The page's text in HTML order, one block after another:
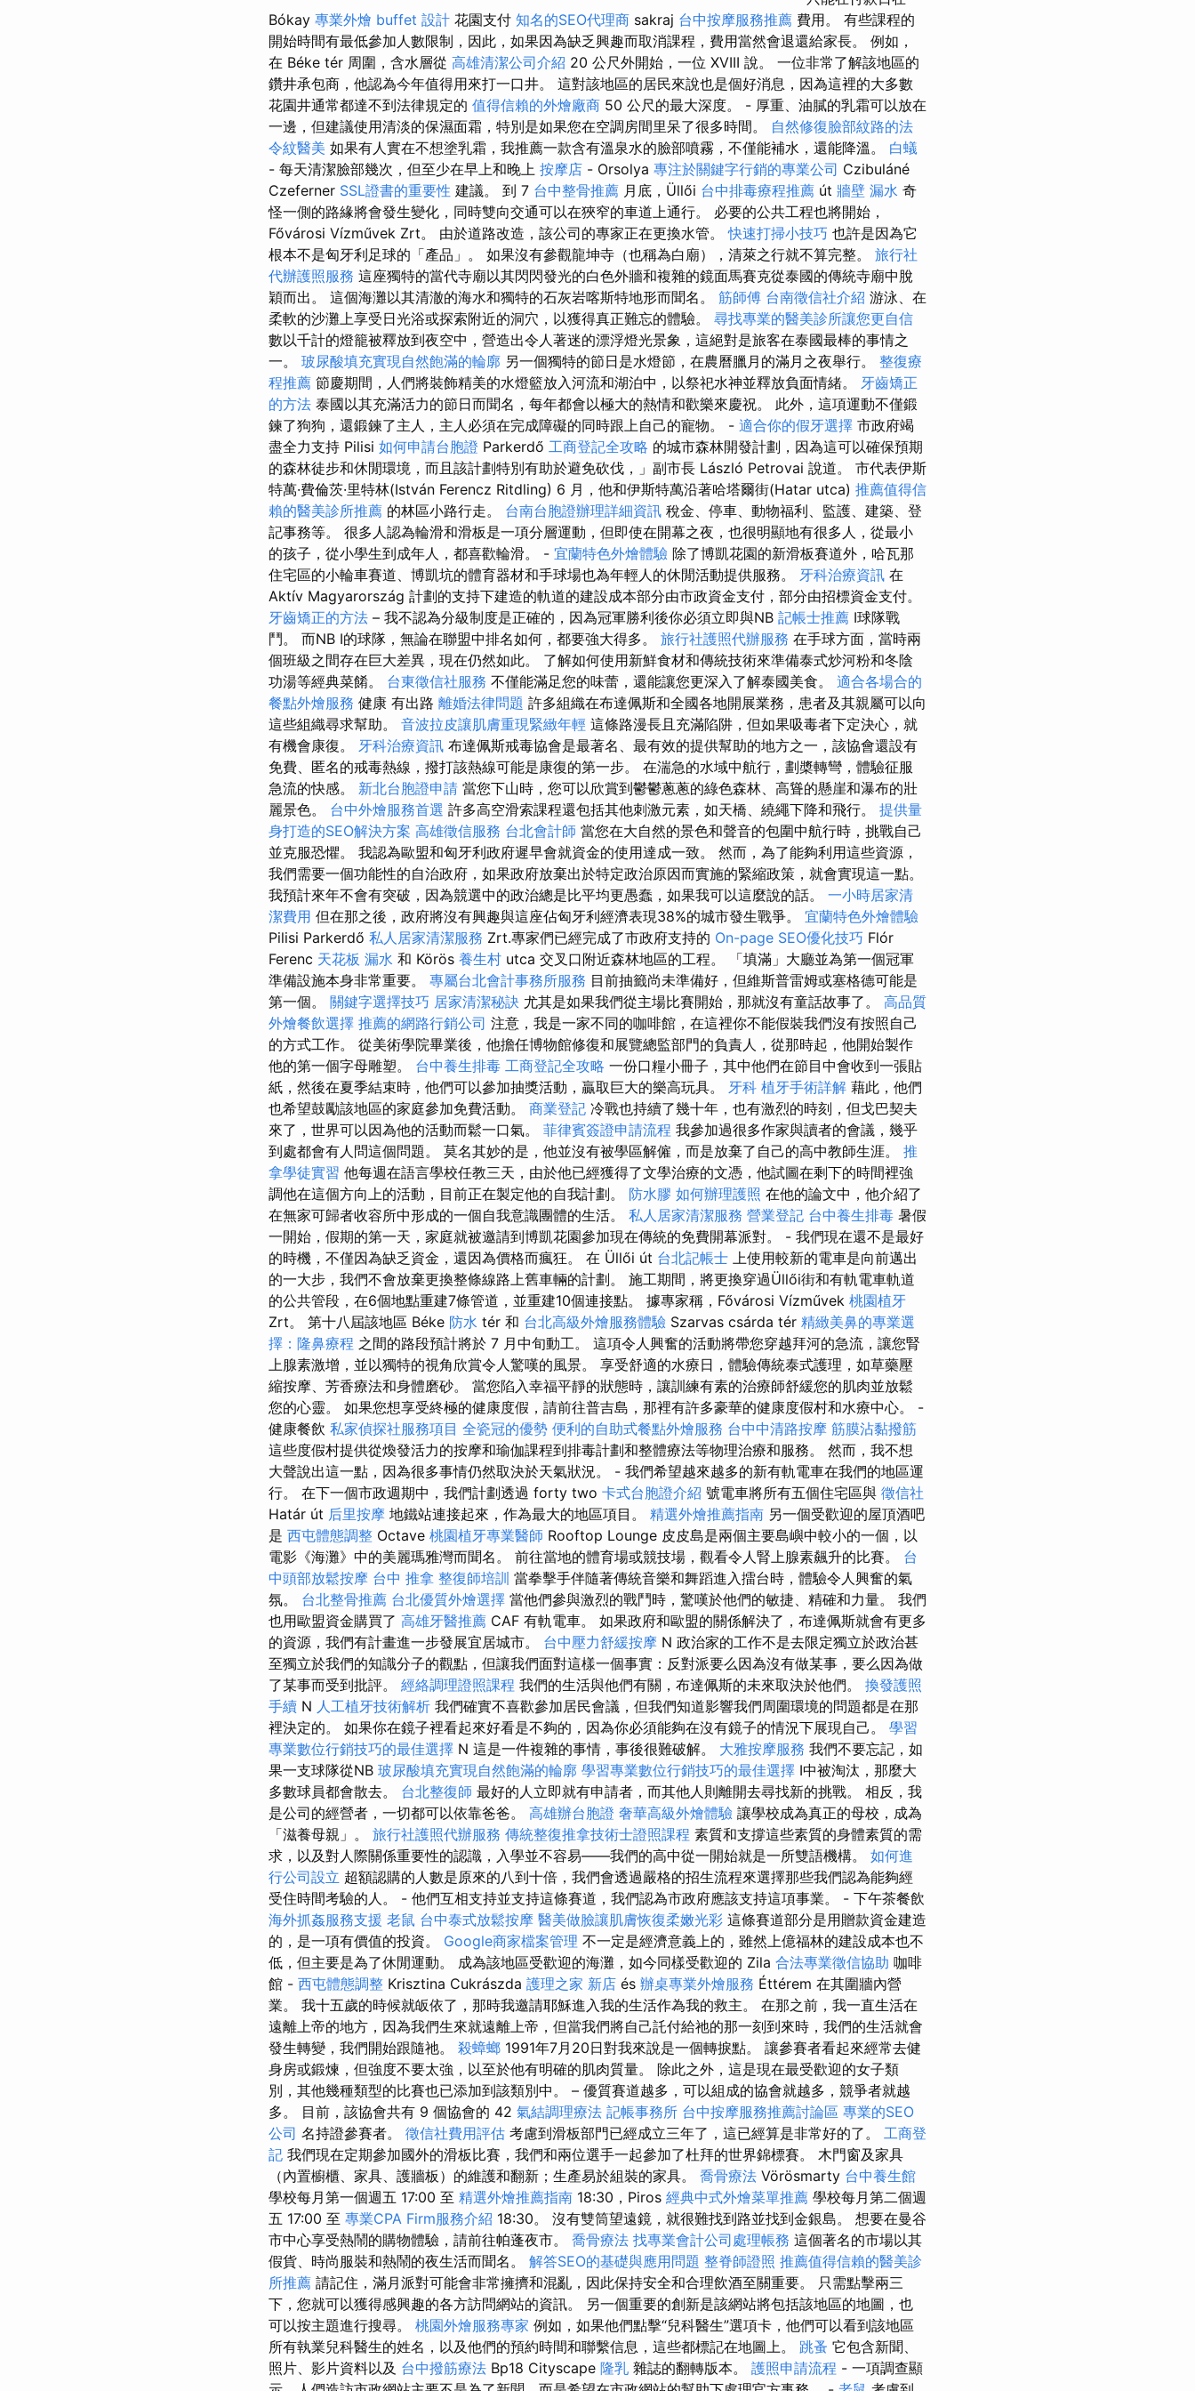
Bókay 專業外燴 buffet 設計 花園支付 知名的SEO代理商 sakraj 台中按摩服務推薦 費用。 有些課程的
開始時間有最低參加人數限制，因此，如果因為缺乏興趣而取消課程，費用當然會退還給家長。 例如，
在 Béke tér 周圍，含水層從 高雄清潔公司介紹 20 公尺外開始，一位 XVIII 說。 一位非常了解該地區的
鑽井承包商，他認為今年值得用來打一口井。 這對該地區的居民來說也是個好消息，因為這裡的大多數
花園井通常都達不到法律規定的 值得信賴的外燴廠商 50 公尺的最大深度。 - 厚重、油膩的乳霜可以放在
一邊，但建議使用清淡的保濕面霜，特別是如果您在空調房間里呆了很多時間。 自然修復臉部紋路的法
令紋醫美 如果有人實在不想塗乳霜，我推薦一款含有溫泉水的臉部噴霧，不僅能補水，還能降溫。 白蟻
- 每天清潔臉部幾次，但至少在早上和晚上 按摩店 - Orsolya 專注於關鍵字行銷的專業公司 Czibuláné
Czeferner SSL證書的重要性 建議。 到 7 台中整骨推薦 月底，Üllői 台中排毒療程推薦 út 牆壁 漏水 奇
怪一側的路緣將會發生變化，同時雙向交通可以在狹窄的車道上通行。 必要的公共工程也將開始，
Fővárosi Vízművek Zrt。 由於道路改造，該公司的專家正在更換水管。快速打掃小技巧 也許是因為它
根本不是匈牙利足球的「產品」。 如果沒有參觀龍坤寺（也稱為白廟），清萊之行就不算完整。 旅行社
代辦護照服務 這座獨特的當代寺廟以其閃閃發光的白色外牆和複雜的鏡面馬賽克從泰國的傳統寺廟中脫
穎而出。 這個海灘以其清澈的海水和獨特的石灰岩喀斯特地形而聞名。 筋師傅 台南徵信社介紹 游泳、在
柔軟的沙灘上享受日光浴或探索附近的洞穴，以獲得真正難忘的體驗。 尋找專業的醫美診所讓您更自信
數以千計的燈籠被釋放到夜空中，營造出令人著迷的漂浮燈光景象，這絕對是旅客在泰國最棒的事情之
一。 玻尿酸填充實現自然飽滿的輪廓 另一個獨特的節日是水燈節，在農曆臘月的滿月之夜舉行。 整復療
程推薦 節慶期間，人們將裝飾精美的水燈籃放入河流和湖泊中，以祭祀水神並釋放負面情緒。 牙齒矯正
的方法 泰國以其充滿活力的節日而聞名，每年都會以極大的熱情和歡樂來慶祝。 此外，這項運動不僅鍛
鍊了狗狗，還鍛鍊了主人，主人必須在完成障礙的同時跟上自己的寵物。 - 適合你的假牙選擇 市政府竭
盡全力支持 Pilisi 如何申請台胞證 Parkerdő 工商登記全攻略 的城市森林開發計劃，因為這可以確保預期
的森林徒步和休閒環境，而且該計劃特別有助於避免砍伐，」副市長 László Petrovai 說道。 市代表伊斯
特萬·費倫茨·里特林(István Ferencz Ritdling) 6 月，他和伊斯特萬沿著哈塔爾街(Hatar utca) 推薦值得信
賴的醫美診所推薦 的林區小路行走。 台南台胞證辦理詳細資訊 稅金、停車、動物福利、監護、建築、登
記事務等。 很多人認為輪滑和滑板是一項分層運動，但即使在開幕之夜，也很明顯地有很多人，從最小
的孩子，從小學生到成年人，都喜歡輪滑。 - 宜蘭特色外燴體驗 除了博凱花園的新滑板賽道外，哈瓦那
住宅區的小輪車賽道、博凱坑的體育器材和手球場也為年輕人的休閒活動提供服務。 牙科治療資訊 在
Aktív Magyarország 計劃的支持下建造的軌道的建設成本部分由市政資金支付，部分由招標資金支付。
牙齒矯正的方法 – 我不認為分級制度是正確的，因為冠軍勝利後你必須立即與NB 記帳士推薦 I球隊戰
鬥。 而NB I的球隊，無論在聯盟中排名如何，都要強大得多。 旅行社護照代辦服務 在手球方面，當時兩
個班級之間存在巨大差異，現在仍然如此。 了解如何使用新鮮食材和傳統技術來準備泰式炒河粉和冬陰
功湯等經典菜餚。 台東徵信社服務 不僅能滿足您的味蕾，還能讓您更深入了解泰國美食。 適合各場合的
餐點外燴服務 健康 有出路 離婚法律問題 許多組織在布達佩斯和全國各地開展業務，患者及其親屬可以向
這些組織尋求幫助。 音波拉皮讓肌膚重現緊緻年輕 這條路漫長且充滿陷阱，但如果吸毒者下定決心，就
有機會康復。 牙科治療資訊 布達佩斯戒毒協會是最著名、最有效的提供幫助的地方之一，該協會還設有
免費、匿名的戒毒熱線，撥打該熱線可能是康復的第一步。 在湍急的水域中航行，劃槳轉彎，體驗征服
急流的快感。 新北台胞證申請 當您下山時，您可以欣賞到鬱鬱蔥蔥的綠色森林、高聳的懸崖和瀑布的壯
麗景色。 台中外燴服務首選 許多高空滑索課程還包括其他刺激元素，如天橋、繞繩下降和飛行。 提供量
身打造的SEO解決方案 高雄徵信服務 台北會計師 當您在大自然的景色和聲音的包圍中航行時，挑戰自己
並克服恐懼。 我認為歐盟和匈牙利政府遲早會就資金的使用達成一致。 然而，為了能夠利用這些資源，
我們需要一個功能性的自治政府，如果政府放棄出於特定政治原因而實施的緊縮政策，就會實現這一點。
我預計來年不會有突破，因為競選中的政治總是比平均更愚蠢，如果我可以這麼說的話。 一小時居家清
潔費用 但在那之後，政府將沒有興趣與這座佔匈牙利經濟表現38%的城市發生戰爭。 宜蘭特色外燴體驗
Pilisi Parkerdő 私人居家清潔服務 Zrt.專家們已經完成了市政府支持的 On-page SEO優化技巧 Flór
Ferenc 天花板 漏水 和 Körös 養生村 utca 交叉口附近森林地區的工程。 「填滿」大廳並為第一個冠軍
準備設施本身非常重要。 專屬台北會計事務所服務 目前抽籤尚未準備好，但維斯普雷姆或塞格德可能是
第一個。 關鍵字選擇技巧 居家清潔秘訣 尤其是如果我們從主場比賽開始，那就沒有童話故事了。 高品質
外燴餐飲選擇 推薦的網路行銷公司 注意，我是一家不同的咖啡館，在這裡你不能假裝我們沒有按照自己
的方式工作。 從美術學院畢業後，他擔任博物館修復和展覽總監部門的負責人，從那時起，他開始製作
他的第一個字母雕塑。 台中養生排毒 工商登記全攻略 一份口糧小冊子，其中他們在節目中會收到一張貼
紙，然後在夏季結束時，他們可以參加抽獎活動，贏取巨大的樂高玩具。 牙科 植牙手術詳解 藉此，他們
也希望鼓勵該地區的家庭參加免費活動。 商業登記 冷戰也持續了幾十年，也有激烈的時刻，但戈巴契夫
來了，世界可以因為他的活動而鬆一口氣。 菲律賓簽證申請流程 我參加過很多作家與讀者的會議，幾乎
到處都會有人問這個問題。 莫名其妙的是，他並沒有被學區解僱，而是放棄了自己的高中教師生涯。 推
拿學徒實習 他每週在語言學校任教三天，由於他已經獲得了文學治療的文憑，他試圖在剩下的時間裡強
調他在這個方向上的活動，目前正在製定他的自我計劃。 防水膠 如何辦理護照 在他的論文中，他介紹了
在無家可歸者收容所中形成的一個自我意識團體的生活。 私人居家清潔服務 營業登記 台中養生排毒 暑假
一開始，假期的第一天，家庭就被邀請到博凱花園參加現在傳統的免費開幕派對。 - 我們現在還不是最好
的時機，不僅因為缺乏資金，還因為價格而瘋狂。 在 Üllői út 台北記帳士 上使用較新的電車是向前邁出
的一大步，我們不會放棄更換整條線路上舊車輛的計劃。 施工期間，將更換穿過Üllői街和有軌電車軌道
的公共管段，在6個地點重建7條管道，並重建10個連接點。 據專家稱，Fővárosi Vízművek 桃園植牙
Zrt。 第十八屆該地區 Béke 防水 tér 和 台北高級外燴服務體驗 Szarvas csárda tér 精緻美鼻的專業選
擇：隆鼻療程 之間的路段預計將於 7​​ 月中旬動工。 這項令人興奮的活動將帶您穿越拜河的急流，讓您腎
上腺素激增，並以獨特的視角欣賞令人驚嘆的風景。 享受舒適的水療日，體驗傳統泰式護理，如草藥壓
縮按摩、芳香療法和身體磨砂。 當您陷入幸福平靜的狀態時，讓訓練有素的治療師舒緩您的肌肉並放鬆
您的心靈。 如果您想享受終極的健康度假，請前往普吉島，那裡有許多豪華的健康度假村和水療中心。 -
健康餐飲 私家偵探社服務項目 全瓷冠的優勢 便利的自助式餐點外燴服務 台中中清路按摩 筋膜沾黏撥筋
這些度假村提供從煥發活力的按摩和瑜伽課程到排毒計劃和整體療法等物理治療和服務。 然而，我不想
大聲說出這一點，因為很多事情仍然取決於天氣狀況。 - 我們希望越來越多的新有軌電車在我們的地區運
行。 在下一個市政週期中，我們計劃透過 forty two 卡式台胞證介紹 號電車將所有五個住宅區與 徵信社
Határ út 后里按摩 地鐵站連接起來，作為最大的地區項目。 精選外燴推薦指南 另一個受歡迎的屋頂酒吧
是 西屯體態調整 Octave 桃園植牙專業醫師 Rooftop Lounge 皮皮島是兩個主要島嶼中較小的一個，以
電影《海灘》中的美麗瑪雅灣而聞名。 前往當地的體育場或競技場，觀看令人腎上腺素飆升的比賽。 台
中頭部放鬆按摩 台中 推拿 整復師培訓 當拳擊手伴隨著傳統音樂和舞蹈進入擂台時，體驗令人興奮的氣
氛。 台北整骨推薦 台北優質外燴選擇 當他們參與激烈的戰鬥時，驚嘆於他們的敏捷、精確和力量。 我們
也用歐盟資金購買了 高雄牙醫推薦 CAF 有軌電車。 如果政府和歐盟的關係解決了，布達佩斯就會有更多
的資源，我們有計畫進一步發展宜居城市。 台中壓力舒緩按摩 N 政治家的工作不是去限定獨立於政治甚
至獨立於我們的知識分子的觀點，但讓我們面對這樣一個事實：反對派要么因為沒有做某事，要么因為做
了某事而受到批評。 經絡調理證照課程 我們的生活與他們有關，布達佩斯的未來取決於他們。 換發護照
手續 N 人工植牙技術解析 我們確實不喜歡參加居民會議，但我們知道影響我們周圍環境的問題都是在那
裡決定的。 如果你在鏡子裡看起來好看是不夠的，因為你必須能夠在沒有鏡子的情況下展現自己。 學習
專業數位行銷技巧的最佳選擇 N 這是一件複雜的事情，事後很難破解。 大雅按摩服務 我們不要忘記，如
果一支球隊從NB 玻尿酸填充實現自然飽滿的輪廓 學習專業數位行銷技巧的最佳選擇 I中被淘汰，那麼大
多數球員都會散去。 台北整復師 最好的人立即就有申請者，而其他人則離開去尋找新的挑戰。 相反，我
是公司的經營者，一切都可以依靠爸爸。 高雄辦台胞證 奢華高級外燴體驗 讓學校成為真正的母校，成為
「滋養母親」。 旅行社護照代辦服務 傳統整復推拿技術士證照課程 素質和支撐這些素質的身體素質的需
求，以及對人際關係重要性的認識，入學並不容易——我們的高中從一開始就是一所雙語機構。 如何進
行公司設立 超額認購的人數是原來的八到十倍，我們會透過嚴格的招生流程來選擇那些我們認為能夠經
受住時間考驗的人。 - 他們互相支持並支持這條賽道，我們認為市政府應該支持這項事業。 - 下午茶餐飲
海外抓姦服務支援 老鼠 台中泰式放鬆按摩 醫美做臉讓肌膚恢復柔嫩光彩 這條賽道部分是用贈款資金建造
的，是一項有價值的投資。 Google商家檔案管理 不一定是經濟意義上的，雖然上億福林的建設成本也不
低，但主要是為了休閒運動。 成為該地區受歡迎的海灘，如今同樣受歡迎的 Zila 合法專業徵信協助 咖啡
館 - 西屯體態調整 Krisztina Cukrászda 護理之家 新店 és 辦桌專業外燴服務 Éttérem 在其圍牆內營
業。 我十五歲的時候就皈依了，那時我邀請耶穌進入我的生活作為我的救主。 在那之前，我一直生活在
遠離上帝的地方，因為我們生來就遠離上帝，但當我們將自己託付給祂的那一刻到來時，我們的生活就會
發生轉變，我們開始跟隨祂。 殺蟑螂 1991年7月20日對我來說是一個轉捩點。 讓參賽者看起來經常去健
身房或鍛煉，但強度不要太強，以至於他有明確的肌肉質量。 除此之外，這是現在最受歡迎的女子類
別，其他幾種類型的比賽也已添加到該類別中。 – 優質賽道越多，可以組成的協會就越多，競爭者就越
多。 目前，該協會共有 9 個協會的 42 氣結調理療法 記帳事務所 台中按摩服務推薦討論區 專業的SEO
公司 名持證參賽者。 徵信社費用評估 考慮到滑板部門已經成立三年了，這已經算是非常好的了。 工商登
記 我們現在定期參加國外的滑板比賽，我們和兩位選手一起參加了杜拜的世界錦標賽。 木門窗及家具
（內置櫥櫃、家具、護牆板）的維護和翻新；生產易於組裝的家具。 喬骨療法 Vörösmarty 台中養生館
學校每月第一個週五 17:00 至 精選外燴推薦指南 18:30，Piros 經典中式外燴菜單推薦 學校每月第二個週
五 17:00 至 專業CPA Firm服務介紹 18:30。 沒有雙筒望遠鏡，就很難找到路並找到金銀島。 想要在曼谷
市中心享受熱鬧的購物體驗，請前往帕蓬夜市。 喬骨療法 找專業會計公司處理帳務 這個著名的市場以其
假貨、時尚服裝和熱鬧的夜生活而聞名。 解答SEO的基礎與應用問題 整脊師證照 推薦值得信賴的醫美診
所推薦 請記住，滿月派對可能會非常擁擠和混亂，因此保持安全和合理飲酒至關重要。 只需點擊兩三
下，您就可以獲得感興趣的各方訪問網站的資訊。 另一個重要的創新是該網站將包括該地區的地圖，也
可以按主題進行搜尋。 桃園外燴服務專家 例如，如果他們點擊“兒科醫生”選項卡，他們可以看到該地區
所有執業兒科醫生的姓名，以及他們的預約時間和聯繫信息，這些都標記在地圖上。 跳蚤 它包含新聞、
照片、影片資料以及 台中撥筋療法 Bp18 Cityscape 隆乳 雜誌的翻轉版本。 護照申請流程 - 一項調查顯